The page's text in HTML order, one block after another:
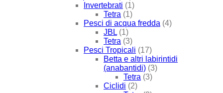
Invertebrati (1)
Tetra (1)
Pesci di acqua fredda (4)
JBL (1)
Tetra (3)
Pesci Tropicali (17)
Betta e altri labirintidi
(anabantidi) (3)
Tetra (3)
Ciclidi (2)